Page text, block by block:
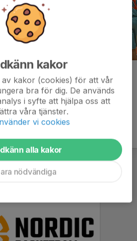
kakor
av kakor (cookies) för att vår
bra för dig. De används
i syfte att hjälpa oss att
våra tjänster.
vi cookies
alla kakor
nödvändiga